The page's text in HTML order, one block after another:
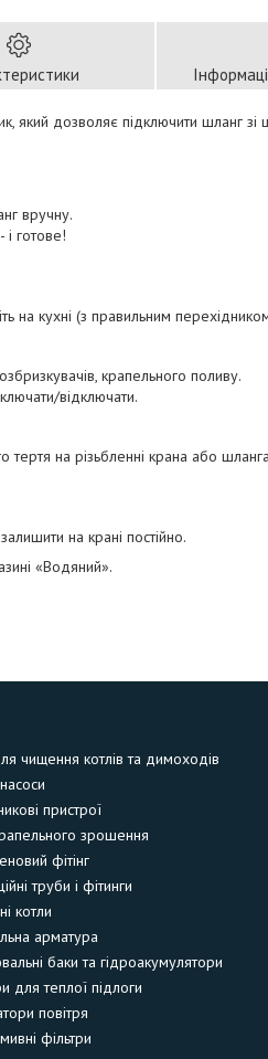
який дозволяє підключити шланг зі
вручну.
готове!
на кухні (з правильним
крапельного поливу.
відключати.
тертя на різьбленні крана або
на крані постійно.
«Водяний».
чищення котлів та димоходів
пристрої
зрошення
фітінг
труби і фітинги
котли
арматура
баки та гідроакумулятори
для теплої підлоги
повітря
фільтри